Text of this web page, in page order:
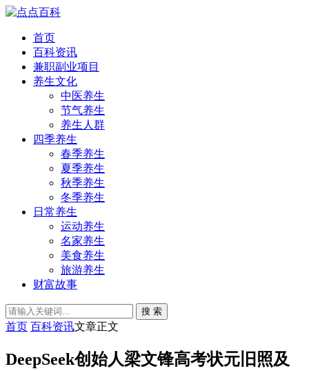
首页
百科资讯
兼职副业项目
养生文化
中医养生
节气养生
养生人群
四季养生
春季养生
夏季养生
秋季养生
冬季养生
日常养生
运动养生
名家养生
美食养生
旅游养生
财富故事
搜 索
首页 百科资讯文章正文
DeepSeek创始人梁文锋高考状元旧照及